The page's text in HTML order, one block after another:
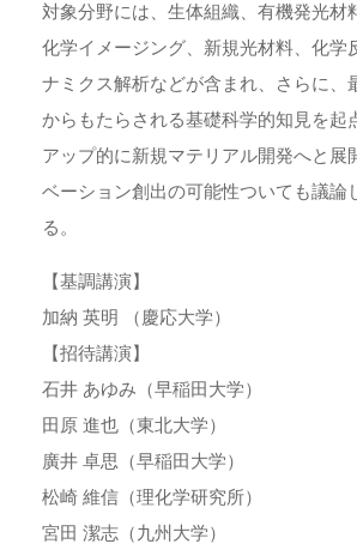
対象分野には、生体組織、有機発光材
化学イメージング、新規光材料、化学
ナミクス解析などが含まれ、さらに、
からもたらされる基礎科学的知見を起
アップ的に新規マテリアル開発へと展
ベーション創出の可能性ついても議論
る。
【基調講演】
加納 英明 （慶応大学）
【招待講演】
石井 あゆみ（早稲田大学）
田原 進也（東北大学）
廣井 卓思（早稲田大学）
松崎 維信（理化学研究所）
宮田 潔志（九州大学）